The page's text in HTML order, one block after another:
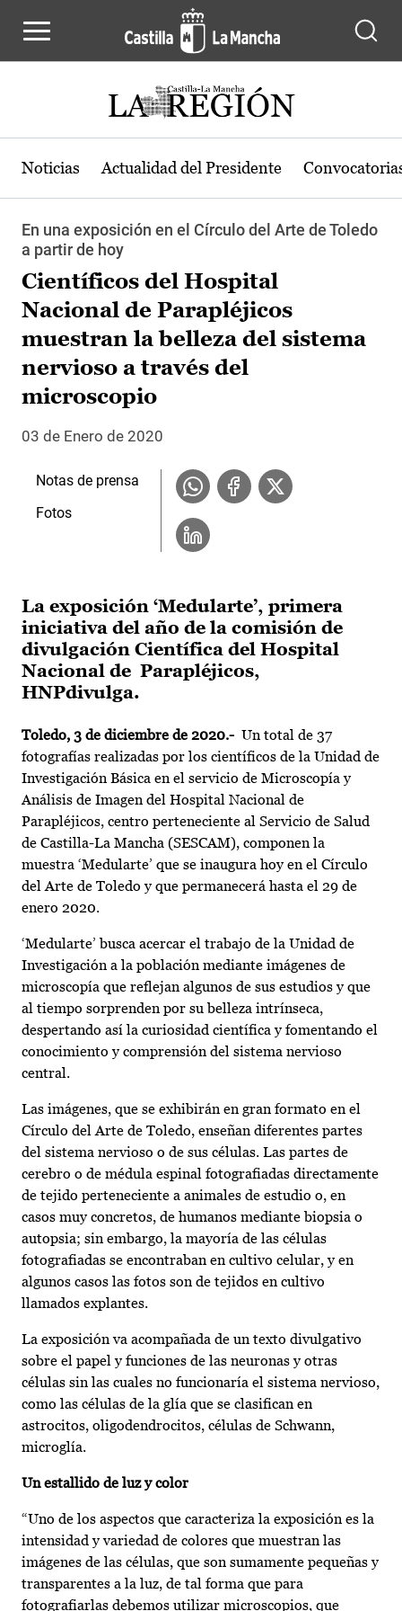
Noticias Actualidad del Presidente
En una exposición en el Círculo del Arte de Toledo
a partir de hoy
Científicos del Hospital
Nacional de Parapléjicos
muestran la belleza del sistema
nervioso a través del
microscopio
03 de Enero de 2020
La exposición ‘Medularte’, primera
iniciativa del año de la comisión de
divulgación Científica del Hospital
Nacional de Parapléjicos,
HNPdivulga.
Toledo, 3 de diciembre de 2020.- Un total de 37
fotografías realizadas por los científicos de la Unidad de
Investigación Básica en el servicio de Microscopía y
Análisis de Imagen del Hospital Nacional de
Parapléjicos, centro perteneciente al Servicio de Salud
de Castilla-La Mancha (SESCAM), componen la
muestra ‘Medularte’ que se inaugura hoy en el Círculo
del Arte de Toledo y que permanecerá hasta el 29 de
enero 2020.
‘Medularte’ busca acercar el trabajo de la Unidad de
Investigación a la población mediante imágenes de
microscopía que reflejan algunos de sus estudios y que
al tiempo sorprenden por su belleza intrínseca,
despertando así la curiosidad científica y fomentando el
conocimiento y comprensión del sistema nervioso
central.
Las imágenes, que se exhibirán en gran formato en el
Círculo del Arte de Toledo, enseñan diferentes partes
del sistema nervioso o de sus células. Las partes de
cerebro o de médula espinal fotografiadas directamente
de tejido perteneciente a animales de estudio o, en
casos muy concretos, de humanos mediante biopsia o
autopsia; sin embargo, la mayoría de las células
fotografiadas se encontraban en cultivo celular, y en
algunos casos las fotos son de tejidos en cultivo
llamados explantes.
La exposición va acompañada de un texto divulgativo
sobre el papel y funciones de las neuronas y otras
células sin las cuales no funcionaría el sistema nervioso,
como las células de la glía que se clasifican en
astrocitos, oligodendrocitos, células de Schwann,
microglía.
Un estallido de luz y color
“Uno de los aspectos que caracteriza la exposición es la
intensidad y variedad de colores que muestran las
imágenes de las células, que son sumamente pequeñas y
transparentes a la luz, de tal forma que para
fotografiarlas debemos utilizar microscopios, que
Notas de prensa
Fotos